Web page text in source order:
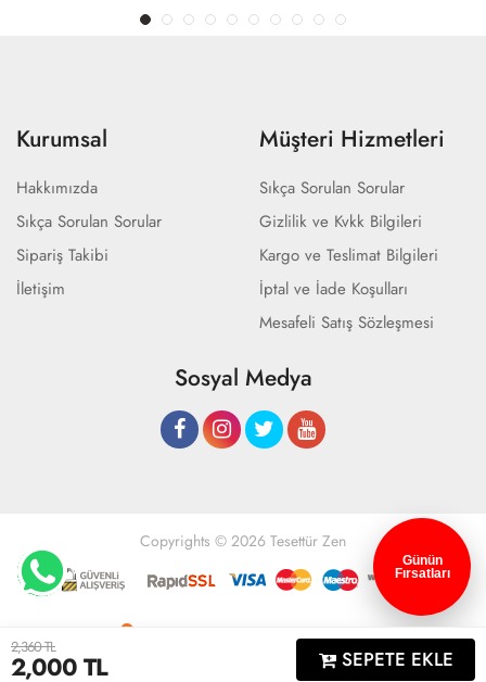
2,360 TL
2,000TL SEPETE EKLE
Kurumsal
Hakkımızda
Sıkça Sorulan Sorular
Sipariş Takibi
İletişim
Müşteri Hizmetleri
Sıkça Sorulan Sorular
Gizlilik ve Kvkk Bilgileri
Kargo ve Teslimat Bilgileri
İptal ve İade Koşulları
Mesafeli Satış Sözleşmesi
Sosyal Medya
Copyrights © 2026 Tesettür Zen
Anasayfa Sipariş Takibi İletişim
Günün
Fırsatları